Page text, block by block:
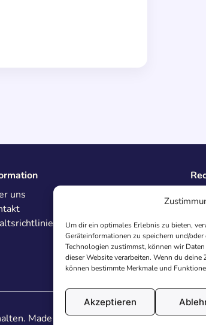
Um dir ein optimales Erlebnis zu bieten,
Geräteinformationen zu speichern und/
Technologien zustimmst, können wir
dieser Website verarbeiten. Wenn du
können bestimmte Merkmale und
Akzeptieren
uns
Made with♥in Deutschland.